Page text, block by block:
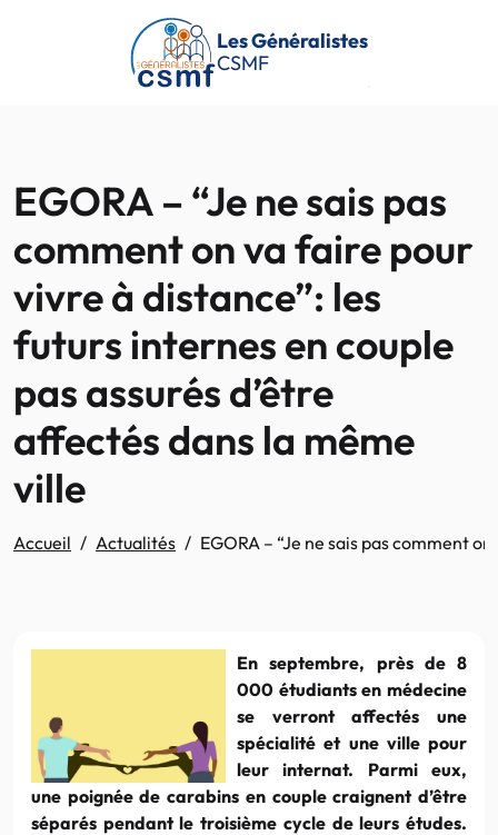
Passer au contenu principal
Les Généralistes
CSMF
EGORA – “Je ne sais pas
comment on va faire pour
vivre à distance”: les
futurs internes en couple
pas assurés d’être
affectés dans la même
ville
Accueil Actualités EGORA – “Je ne sais pas comment
En septembre, près de 8
000 étudiants en médecine
se verront affectés une
spécialité et une ville pour
leur internat. Parmi eux,
une poignée de carabins en couple craignent d’être
séparés pendant le troisième cycle de leurs études.